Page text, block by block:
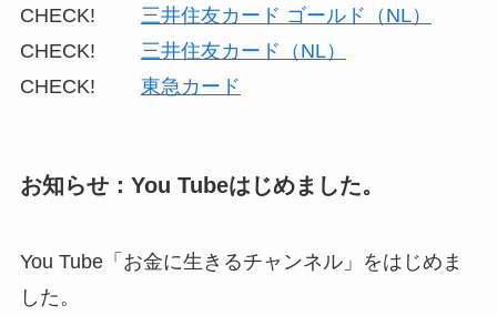
CHECK!
三井住友カード ゴールド（NL）
CHECK!
三井住友カード（NL）
CHECK!
東急カード
お知らせ：You Tubeはじめました。
You Tube「お金に生きるチャンネル」をはじめま
した。